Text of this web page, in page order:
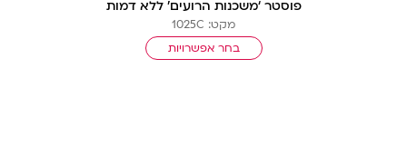
פוסטר ‘משכנות הרועים’ ללא דמות
מקט: 1025C
בחר אפשרויות